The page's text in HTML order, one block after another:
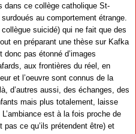
dans ce collège catholique St-
au comportement étrange.
suicidé) qui ne fait que des
en préparant une thèse sur Kafka
donc pas étonné d’images
aux frontières du réel, en
et l’oeuvre sont connus de la
d’autres aussi, des échanges, des
mais plus totalement, laisse
est à la fois proche de
ce qu’ils prétendent être) et